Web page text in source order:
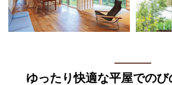
ゆったり快適な平屋でのび